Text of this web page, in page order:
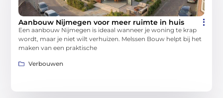
Aanbouw Nijmegen voor meer ruimte in huis
Een aanbouw Nijmegen is ideaal wanneer je woning te krap
wordt, maar je niet wilt verhuizen. Melssen Bouw helpt bij het
maken van een praktische
Verbouwen